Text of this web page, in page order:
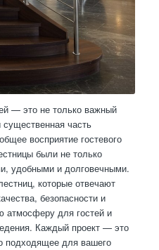
— это не только важный
часть
восприятие гостевого
были не только
удобными и долговечными.
которые отвечают
безопасности и
атмосферу для гостей и
Каждый проект — это
подходящее для вашего